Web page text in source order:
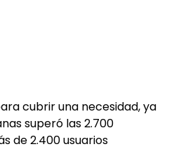
cubrir una necesidad, ya
superó las 2.700
de 2.400 usuarios